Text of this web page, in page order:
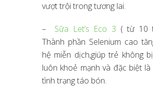
vượt trội trong tương lai.
– Sữa Let’s Eco 3 ( từ 10
Thành phần Selenium cao
hệ miễn dịch,giúp trẻ không
luôn khoẻ mạnh và đặc biệt là
tình trạng táo bón.